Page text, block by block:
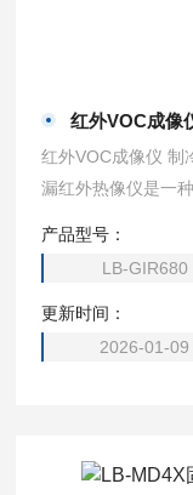
红外VOC成像
红外VOC成像仪 制冷型产品介绍
漏红外热像仪是一
位VOCs气体泄漏点
备远距离快速侦测、
产品型号：
LB-GIR680
更新时间：
2026-01-09